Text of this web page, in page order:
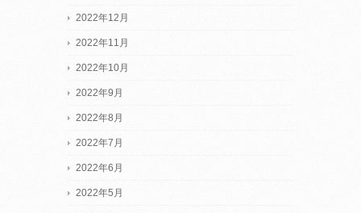
2022年12月
2022年11月
2022年10月
2022年9月
2022年8月
2022年7月
2022年6月
2022年5月